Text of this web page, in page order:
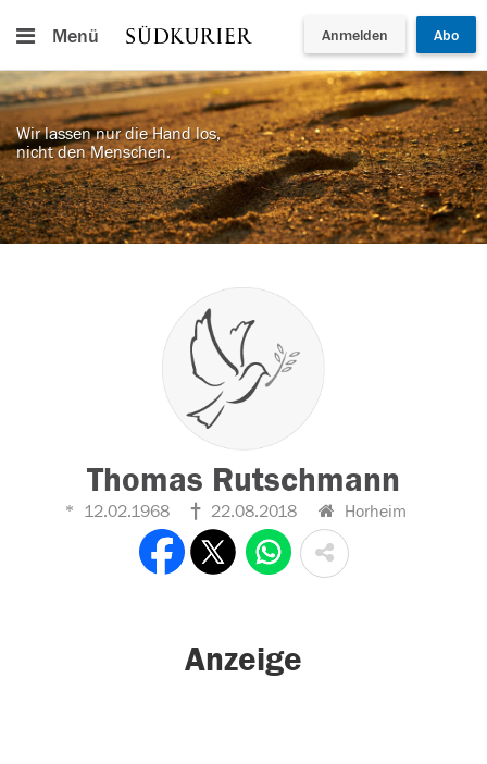
Menü Anmelden Abo
Wir lassen nur die Hand los,
nicht den Menschen.
Thomas Rutschmann
12.02.1968 22.08.2018 Horheim
Anzeige